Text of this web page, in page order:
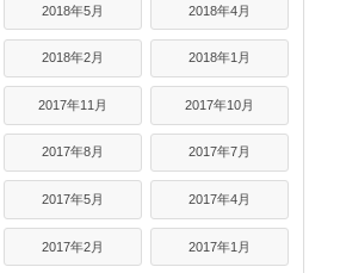
2018年5月 2018年4月
2018年2月 2018年1月
2017年11月 2017年10月
2017年8月 2017年7月
2017年5月 2017年4月
2017年2月 2017年1月